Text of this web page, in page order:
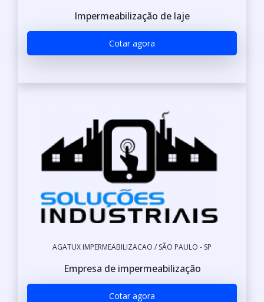
Impermeabilização de laje
Cotar agora
AGATUX IMPERMEABILIZACAO / SÃO PAULO - SP
Empresa de impermeabilização
Cotar agora